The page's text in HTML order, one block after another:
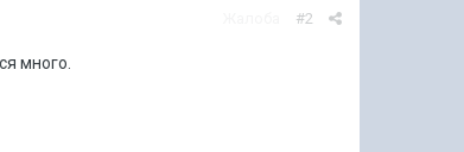
#2
много.